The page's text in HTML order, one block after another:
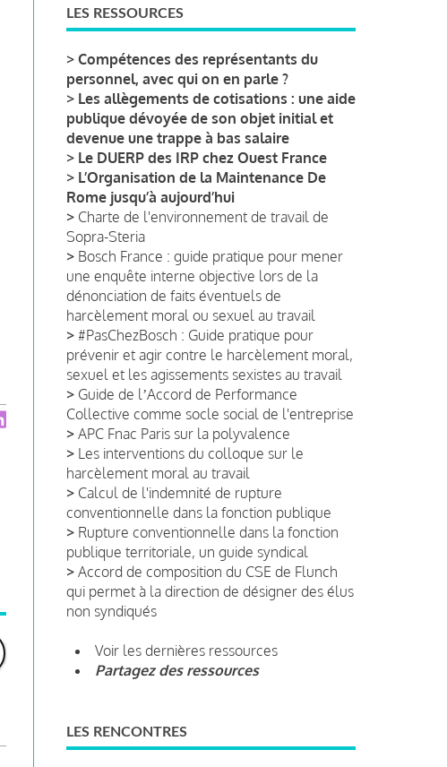
LES RESSOURCES
> Compétences des représentants du
personnel, avec qui on en parle ?
> Les allègements de cotisations : une aide
publique dévoyée de son objet initial et
devenue une trappe à bas salaire
> Le DUERP des IRP chez Ouest France
> L’Organisation de la Maintenance De
Rome jusqu’à aujourd’hui
> Charte de l'environnement de travail de
Sopra-Steria
> Bosch France : guide pratique pour mener
une enquête interne objective lors de la
dénonciation de faits éventuels de
harcèlement moral ou sexuel au travail
> #PasChezBosch : Guide pratique pour
prévenir et agir contre le harcèlement moral,
sexuel et les agissements sexistes au travail
> Guide de lʼAccord de Performance
Collective comme socle social de l'entreprise
> APC Fnac Paris sur la polyvalence
> Les interventions du colloque sur le
harcèlement moral au travail
> Calcul de l'indemnité de rupture
conventionnelle dans la fonction publique
> Rupture conventionnelle dans la fonction
publique territoriale, un guide syndical
> Accord de composition du CSE de Flunch
qui permet à la direction de désigner des élus
non syndiqués
Voir les dernières ressources
Partagez des ressources
LES RENCONTRES